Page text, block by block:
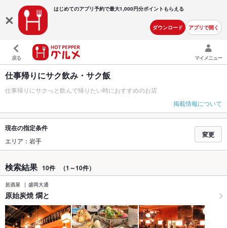
はじめてのアプリ予約で最大1,000円分ポイントもらえる
ダウンロード アプリで開く
戻る マイメニュー
仕事帰りにサク飲み・サク飯
仕事帰りにサクっと飲んで帰りたい時におすすめのお店
掲載情報について
現在の指定条件
エリア：岩手
変更
検索結果 10件 （1～10件）
居酒屋 盛岡大通
原始炭焼 燗と